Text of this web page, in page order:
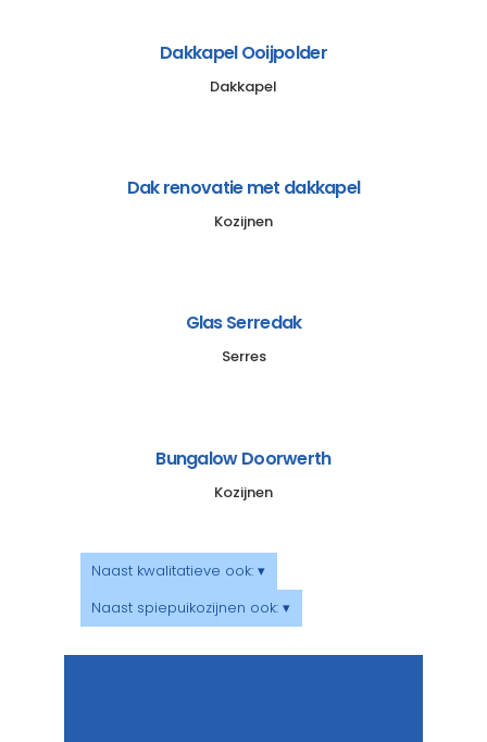
Dakkapel Ooijpolder
Dakkapel
Dak renovatie met dakkapel
Kozijnen
Glas Serredak
Serres
Bungalow Doorwerth
Kozijnen
Naast kwalitatieve ook: ▾
Naast spiepuikozijnen ook: ▾